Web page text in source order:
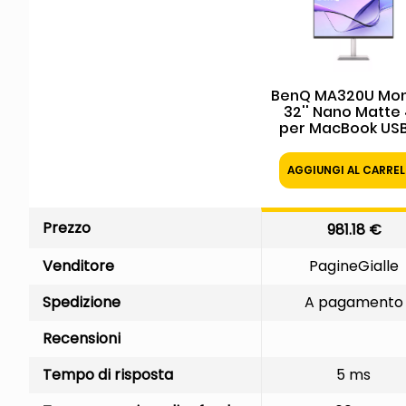
BenQ MA320U
32'' Nano Matte
per MacBook
Mon 32 Ips
For Mac Mm
Ma320U 4K Uhd
Hdmi Pivot
AGGIUNGI AL
Prezzo 981.18 €
Venditore
PagineGialle
Spedizione
A pagamento
Recensioni
Tempo di risposta
5 ms